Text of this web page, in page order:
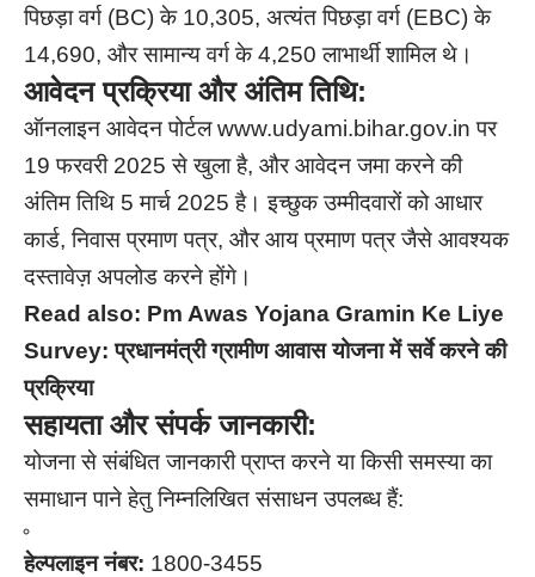
पिछड़ा वर्ग (BC) के 10,305, अत्यंत पिछड़ा वर्ग (EBC) के
14,690, और सामान्य वर्ग के 4,250 लाभार्थी शामिल थे।
आवेदन प्रक्रिया और अंतिम तिथि:
ऑनलाइन आवेदन पोर्टलwww.udyami.bihar.gov.in पर
19 फरवरी 2025 से खुला है, और आवेदन जमा करने की
अंतिम तिथि 5 मार्च 2025 है। इच्छुक उम्मीदवारों को आधार
कार्ड, निवास प्रमाण पत्र, और आय प्रमाण पत्र जैसे आवश्यक
दस्तावेज़ अपलोड करने होंगे।
Read also: Pm Awas Yojana Gramin Ke Liye
Survey: प्रधानमंत्री ग्रामीण आवास योजना में सर्वे करने की
प्रक्रिया
सहायता और संपर्क जानकारी:
योजना से संबंधित जानकारी प्राप्त करने या किसी समस्या का
समाधान पाने हेतु निम्नलिखित संसाधन उपलब्ध हैं:
हेल्पलाइन नंबर: 1800-3455